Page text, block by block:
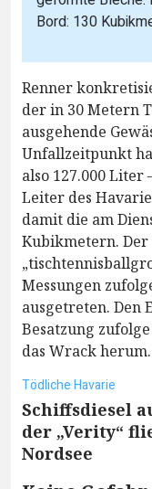
Bord: 130
Renner
der in 30 Metern
ausgehende
Unfallzeitpunkt
also 127.000 Liter
Leiter des
damit die am
Kubikmetern.
Messungen
ausgetreten. Den
Besatzung
das Wrack herum.
Tödliche Havarie
Schiffsdiesel
der „Verity“
Nordsee